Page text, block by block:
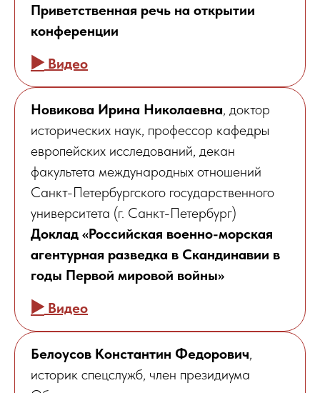
Приветственная речь на открытии
конференции
▶️ Видео
Новикова Ирина Николаевна, доктор
исторических наук, профессор кафедры
европейских исследований, декан
факультета международных отношений
Санкт-Петербургского государственного
университета (г. Санкт-Петербург)
Доклад «Российская военно-морская
агентурная разведка в Скандинавии в
годы Первой мировой войны»
▶️ Видео
Белоусов Константин Федорович,
историк спецслужб, член президиума